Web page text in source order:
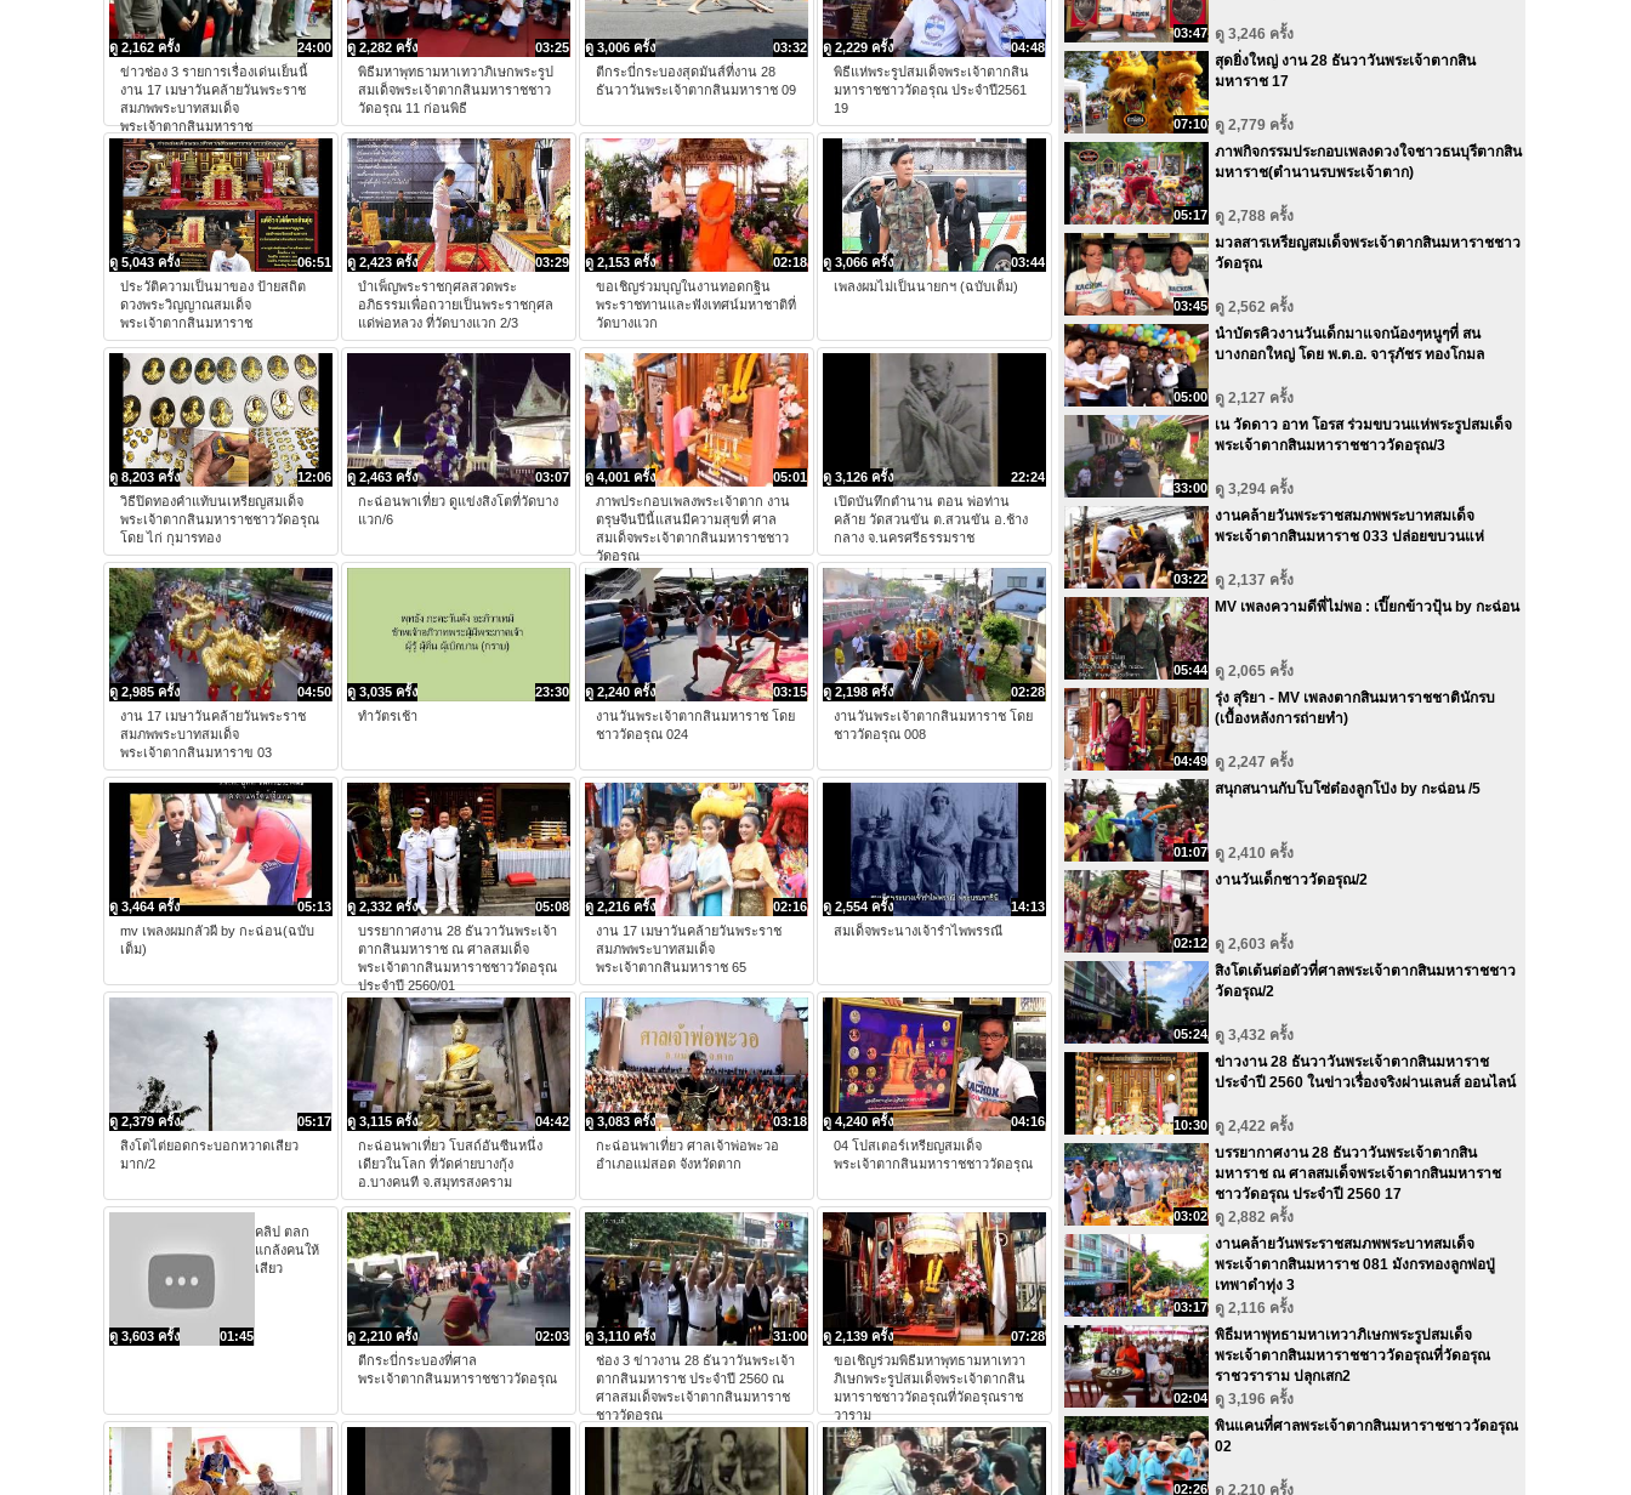
24:00
ดู 2,162 ครั้ง
ข่าวช่อง 3 รายการเรื่องเด่นเย็นนี้
งาน 17 เมษาวันคล้ายวันพระราช
สมภพพระบาทสมเด็จ
พระเจ้าตากสินมหาราช
03:25
ดู 2,282 ครั้ง
พิธีมหาพุทธามหาเทวาภิเษกพระรูป
สมเด็จพระเจ้าตากสินมหาราชชาว
วัดอรุณ 11 ก่อนพิธี
03:32
ดู 3,006 ครั้ง
ตีกระบี่กระบองสุดมันส์ที่งาน 28
ธันวาวันพระเจ้าตากสินมหาราช 09
04:48
ดู 2,229 ครั้ง
พิธีแห่พระรูปสมเด็จพระเจ้าตากสิน
มหาราชชาววัดอรุณ ประจำปี2561
19
06:51
ดู 5,043 ครั้ง
ประวัติความเป็นมาของ ป้ายสถิต
ดวงพระวิญญาณสมเด็จ
พระเจ้าตากสินมหาราช
03:29
ดู 2,423 ครั้ง
บำเพ็ญพระราชกุศลสวดพระ
อภิธรรมเพื่อถวายเป็นพระราชกุศล
แด่พ่อหลวง ที่วัดบางแวก 2/3
02:18
ดู 2,153 ครั้ง
ขอเชิญร่วมบุญในงานทอดกฐิน
พระราชทานและฟังเทศน์มหาชาติที่
วัดบางแวก
03:44
ดู 3,066 ครั้ง
เพลงผมไม่เป็นนายกฯ (ฉบับเต็ม)
12:06
ดู 8,203 ครั้ง
วิธีปิดทองคำแท้บนเหรียญสมเด็จ
พระเจ้าตากสินมหาราชชาววัดอรุณ
โดย ไก่ กุมารทอง
03:07
ดู 2,463 ครั้ง
กะฉ่อนพาเที่ยว ดูแข่งสิงโตที่วัดบาง
แวก/6
05:01
ดู 4,001 ครั้ง
ภาพประกอบเพลงพระเจ้าตาก งาน
ตรุษจีนปีนี้แสนมีความสุขที่ ศาล
สมเด็จพระเจ้าตากสินมหาราชชาว
วัดอรุณ
22:24
ดู 3,126 ครั้ง
เปิดบันทึกตำนาน ตอน พ่อท่าน
คล้าย วัดสวนขัน ต.สวนขัน อ.ช้าง
กลาง จ.นครศรีธรรมราช
04:50
ดู 2,985 ครั้ง
งาน 17 เมษาวันคล้ายวันพระราช
สมภพพระบาทสมเด็จ
พระเจ้าตากสินมหาราข 03
23:30
ดู 3,035 ครั้ง
ทำวัตรเช้า
03:15
ดู 2,240 ครั้ง
งานวันพระเจ้าตากสินมหาราช โดย
ชาววัดอรุณ 024
02:28
ดู 2,198 ครั้ง
งานวันพระเจ้าตากสินมหาราช โดย
ชาววัดอรุณ 008
05:13
ดู 3,464 ครั้ง
mv เพลงผมกลัวผี by กะฉ่อน(ฉบับ
เต็ม)
05:08
ดู 2,332 ครั้ง
บรรยากาศงาน 28 ธันวาวันพระเจ้า
ตากสินมหาราช ณ ศาลสมเด็จ
พระเจ้าตากสินมหาราชชาววัดอรุณ
ประจำปี 2560/01
02:16
ดู 2,216 ครั้ง
งาน 17 เมษาวันคล้ายวันพระราช
สมภพพระบาทสมเด็จ
พระเจ้าตากสินมหาราช 65
14:13
ดู 2,554 ครั้ง
สมเด็จพระนางเจ้ารำไพพรรณี
05:17
ดู 2,379 ครั้ง
สิงโตไต่ยอดกระบอกหวาดเสียว
มาก/2
04:42
ดู 3,115 ครั้ง
กะฉ่อนพาเที่ยว โบสถ์อันซีนหนึ่ง
เดียวในโลก ที่วัดค่ายบางกุ้ง
อ.บางคนที จ.สมุทรสงคราม
03:18
ดู 3,083 ครั้ง
กะฉ่อนพาเที่ยว ศาลเจ้าพ่อพะวอ
อำเภอแม่สอด จังหวัดตาก
04:16
ดู 4,240 ครั้ง
04 โปสเตอร์เหรียญสมเด็จ
พระเจ้าตากสินมหาราชชาววัดอรุณ
01:45
ดู 3,603 ครั้ง
คลิป ตลก
แกล้งคนให้
เสียว
02:03
ดู 2,210 ครั้ง
ตีกระบี่กระบองที่ศาล
พระเจ้าตากสินมหาราชชาววัดอรุณ
31:00
ดู 3,110 ครั้ง
ช่อง 3 ข่าวงาน 28 ธันวาวันพระเจ้า
ตากสินมหาราช ประจำปี 2560 ณ
ศาลสมเด็จพระเจ้าตากสินมหาราช
ชาววัดอรุณ
07:28
ดู 2,139 ครั้ง
ขอเชิญร่วมพิธีมหาพุทธามหาเทวา
ภิเษกพระรูปสมเด็จพระเจ้าตากสิน
มหาราชชาววัดอรุณที่วัดอรุณราช
วาราม
03:47 ดู 3,246 ครั้ง
07:10
สุดยิ่งใหญ่ งาน 28 ธันวาวันพระเจ้าตากสิน
มหาราช 17
ดู 2,779 ครั้ง
05:17
ภาพกิจกรรมประกอบเพลงดวงใจชาวธนบุรีตากสิน
มหาราช(ตำนานรบพระเจ้าตาก)
ดู 2,788 ครั้ง
03:45
มวลสารเหรียญสมเด็จพระเจ้าตากสินมหาราชชาว
วัดอรุณ
ดู 2,562 ครั้ง
05:00
นำบัตรคิวงานวันเด็กมาแจกน้องๆหนูๆที่ สน
บางกอกใหญ่ โดย พ.ต.อ. จารุภัชร ทองโกมล
ดู 2,127 ครั้ง
33:00
เน วัดดาว อาท โอรส ร่วมขบวนแห่พระรูปสมเด็จ
พระเจ้าตากสินมหาราชชาววัดอรุณ/3
ดู 3,294 ครั้ง
03:22
งานคล้ายวันพระราชสมภพพระบาทสมเด็จ
พระเจ้าตากสินมหาราช 033 ปล่อยขบวนแห่
ดู 2,137 ครั้ง
05:44
MV เพลงความดีพี่ไม่พอ : เปี๊ยกข้าวปุ้น by กะฉ่อน
ดู 2,065 ครั้ง
04:49
รุ่ง สุริยา - MV เพลงตากสินมหาราชชาตินักรบ
(เบื้องหลังการถ่ายทำ)
ดู 2,247 ครั้ง
01:07
สนุกสนานกับโบโซ่ต๋องลูกโป่ง by กะฉ่อน /5
ดู 2,410 ครั้ง
02:12
งานวันเด็กชาววัดอรุณ/2
ดู 2,603 ครั้ง
05:24
สิงโตเต้นต่อตัวที่ศาลพระเจ้าตากสินมหาราชชาว
วัดอรุณ/2
ดู 3,432 ครั้ง
10:30
ข่าวงาน 28 ธันวาวันพระเจ้าตากสินมหาราช
ประจำปี 2560 ในข่าวเรื่องจริงผ่านเลนส์ ออนไลน์
ดู 2,422 ครั้ง
03:02
บรรยากาศงาน 28 ธันวาวันพระเจ้าตากสิน
มหาราช ณ ศาลสมเด็จพระเจ้าตากสินมหาราช
ชาววัดอรุณ ประจำปี 2560 17
ดู 2,882 ครั้ง
03:17
งานคล้ายวันพระราชสมภพพระบาทสมเด็จ
พระเจ้าตากสินมหาราช 081 มังกรทองลูกพ่อปู่
เทพาดำทุ่ง 3
ดู 2,116 ครั้ง
02:04
พิธีมหาพุทธามหาเทวาภิเษกพระรูปสมเด็จ
พระเจ้าตากสินมหาราชชาววัดอรุณที่วัดอรุณ
ราชวราราม ปลุกเสก2
ดู 3,196 ครั้ง
02:26
พินแคนที่ศาลพระเจ้าตากสินมหาราชชาววัดอรุณ
02
ดู 2,210 ครั้ง